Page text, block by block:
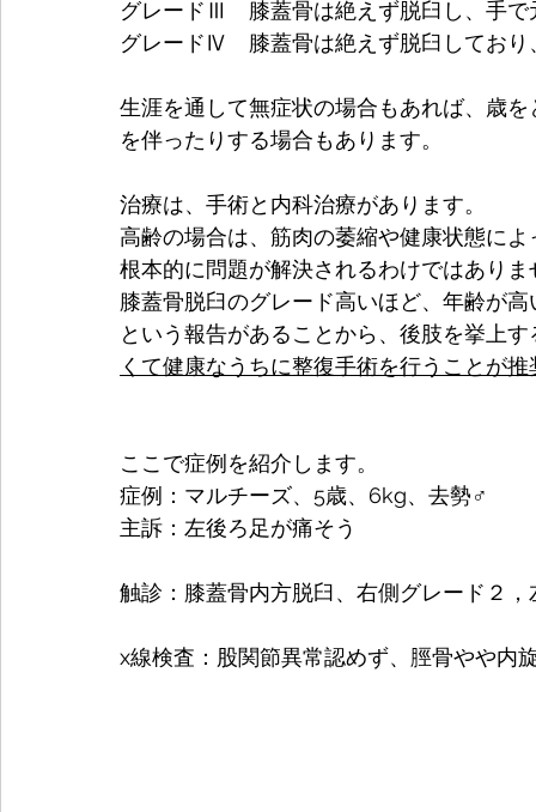
グレードⅢ　膝蓋骨は絶えず脱臼し、手
グレードⅣ 膝蓋骨は絶えず脱臼してお
生涯を通して無症状の場合もあれば、歳
を伴ったりする場合もあります。
治療は、手術と内科治療があります。
高齢の場合は、筋肉の萎縮や健康状態に
根本的に問題が解決されるわけではありま
膝蓋骨脱臼のグレード高いほど、年齢が
という報告があることから、 後肢を挙上す
くて健康なうちに整復手術を行うことが推
ここで症例を紹介します。
症例：マルチーズ、5歳、6kg、去勢♂
主訴：左後ろ足が痛そう
触診：膝蓋骨内方脱臼、右側グレード２
x線検査：股関節異常認めず、脛骨やや内